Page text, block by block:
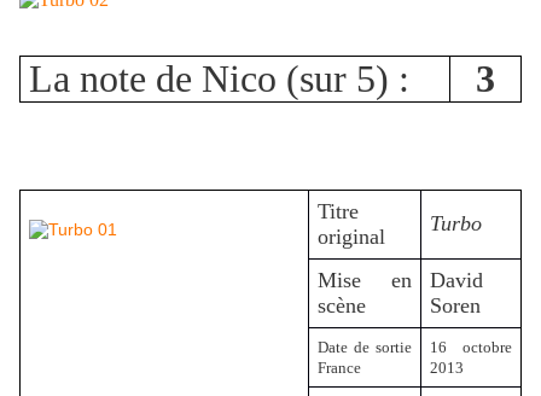
La note de Nico (sur 5) : 3
Titre
original
Turbo
Mise en
scène
David
Soren
Date de sortie
France
16 octobre
2013